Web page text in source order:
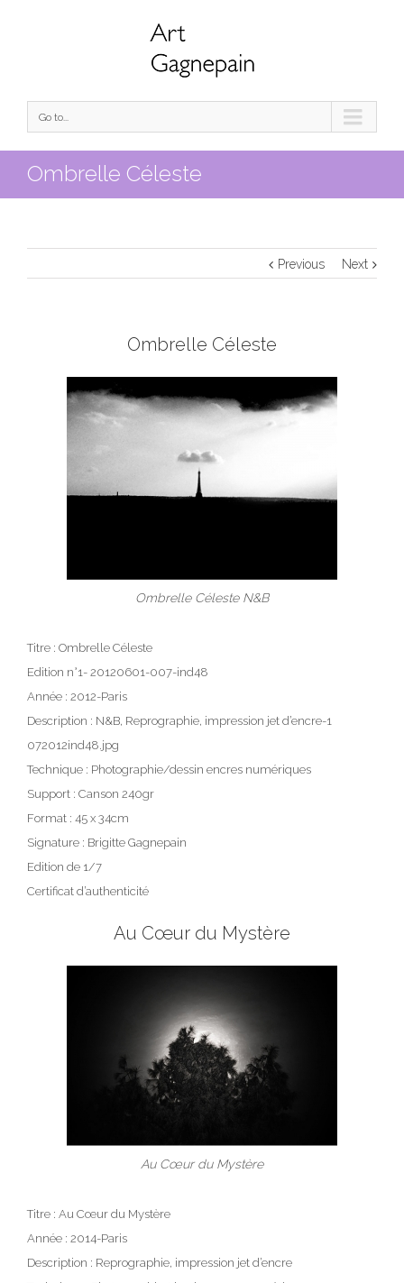
Go to...
Ombrelle Céleste
Previous Next
Ombrelle Céleste
Ombrelle Céleste N&B
Titre : Ombrelle Céleste
Edition n°1- 20120601-007-ind48
Année : 2012-Paris
Description : N&B, Reprographie, impression jet d’encre-1
072012ind48.jpg
Technique : Photographie/dessin encres numériques
Support : Canson 240gr
Format : 45 x 34cm
Signature : Brigitte Gagnepain
Edition de 1/7
Certificat d’authenticité
Au Cœur du Mystère
Au Cœur du Mystère
Titre : Au Cœur du Mystère
Année : 2014-Paris
Description : Reprographie, impression jet d’encre